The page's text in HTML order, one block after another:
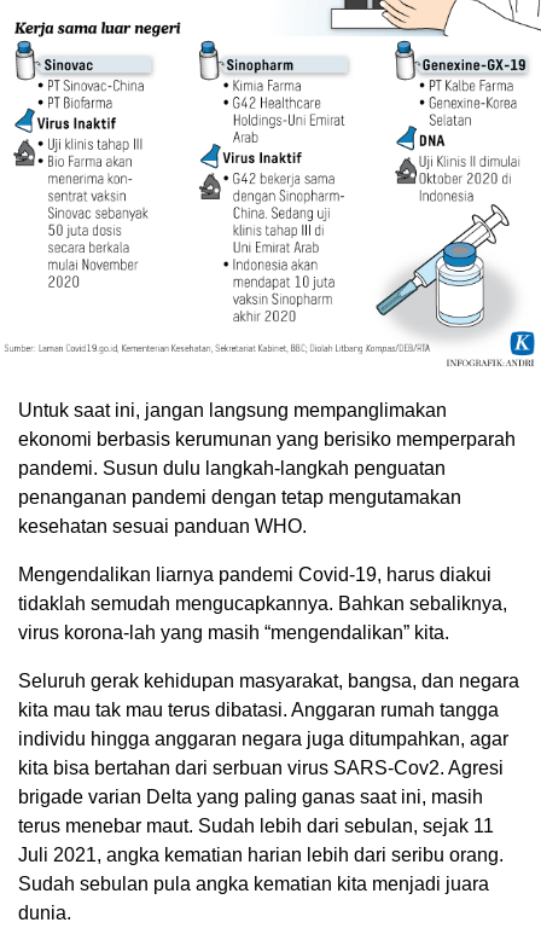
Untuk saat ini, jangan langsung mempanglimakan
ekonomi berbasis kerumunan yang berisiko memperparah
pandemi. Susun dulu langkah-langkah penguatan
penanganan pandemi dengan tetap mengutamakan
kesehatan sesuai panduan WHO.
Mengendalikan liarnya pandemi Covid-19, harus diakui
tidaklah semudah mengucapkannya. Bahkan sebaliknya,
virus korona-lah yang masih “mengendalikan” kita.
Seluruh gerak kehidupan masyarakat, bangsa, dan negara
kita mau tak mau terus dibatasi. Anggaran rumah tangga
individu hingga anggaran negara juga ditumpahkan, agar
kita bisa bertahan dari serbuan virus SARS-Cov2. Agresi
brigade varian Delta yang paling ganas saat ini, masih
terus menebar maut. Sudah lebih dari sebulan, sejak 11
Juli 2021, angka kematian harian lebih dari seribu orang.
Sudah sebulan pula angka kematian kita menjadi juara
dunia.